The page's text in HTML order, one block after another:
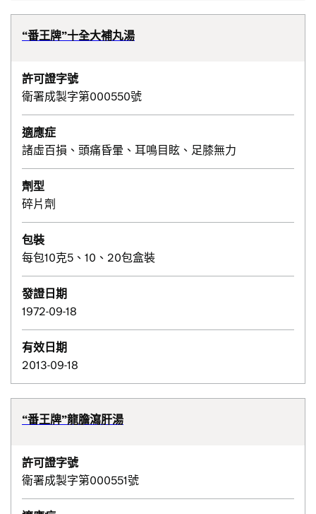
“番王牌”十全大補丸湯
許可證字號
衛署成製字第000550號
適應症
諸虛百損、頭痛昏暈、耳鳴目眩、足膝無力
劑型
碎片劑
包裝
每包10克5、10、20包盒裝
發證日期
1972-09-18
有效日期
2013-09-18
“番王牌”龍膽瀉肝湯
許可證字號
衛署成製字第000551號